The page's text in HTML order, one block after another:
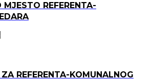
REFERENTA-
REFERENTA-KOMUNALNOG